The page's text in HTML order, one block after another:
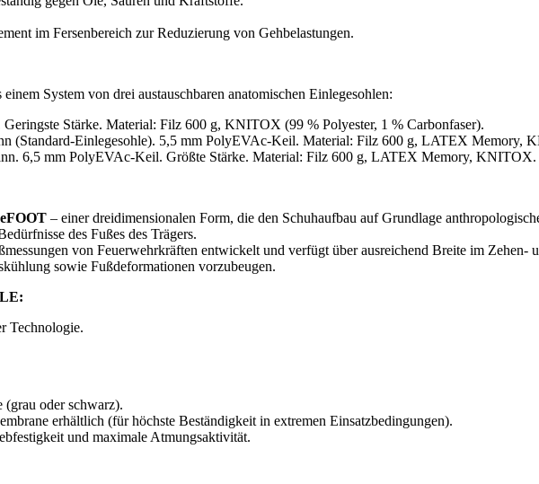
im Fersenbereich zur Reduzierung von Gehbelastungen.
System von drei austauschbaren anatomischen Einlegesohlen:
Geringste Stärke. Material: Filz 600 g, KNITOX (99 % Polyester, 1 % Carbonfaser).
(Standard-Einlegesohle). 5,5 mm PolyEVAc-Keil. Material: Filz 600 g, LATEX Memory,
6,5 mm PolyEVAc-Keil. Größte Stärke. Material: Filz 600 g, LATEX Memory, KNITOX.
– einer dreidimensionalen Form, die den Schuhaufbau auf Grundlage
des Fußes des Trägers.
von Feuerwehrkräften entwickelt und verfügt über ausreichend Breite im
sowie Fußdeformationen vorzubeugen.
Technologie.
oder schwarz).
erhältlich (für höchste Beständigkeit in extremen Einsatzbedingungen).
und maximale Atmungsaktivität.